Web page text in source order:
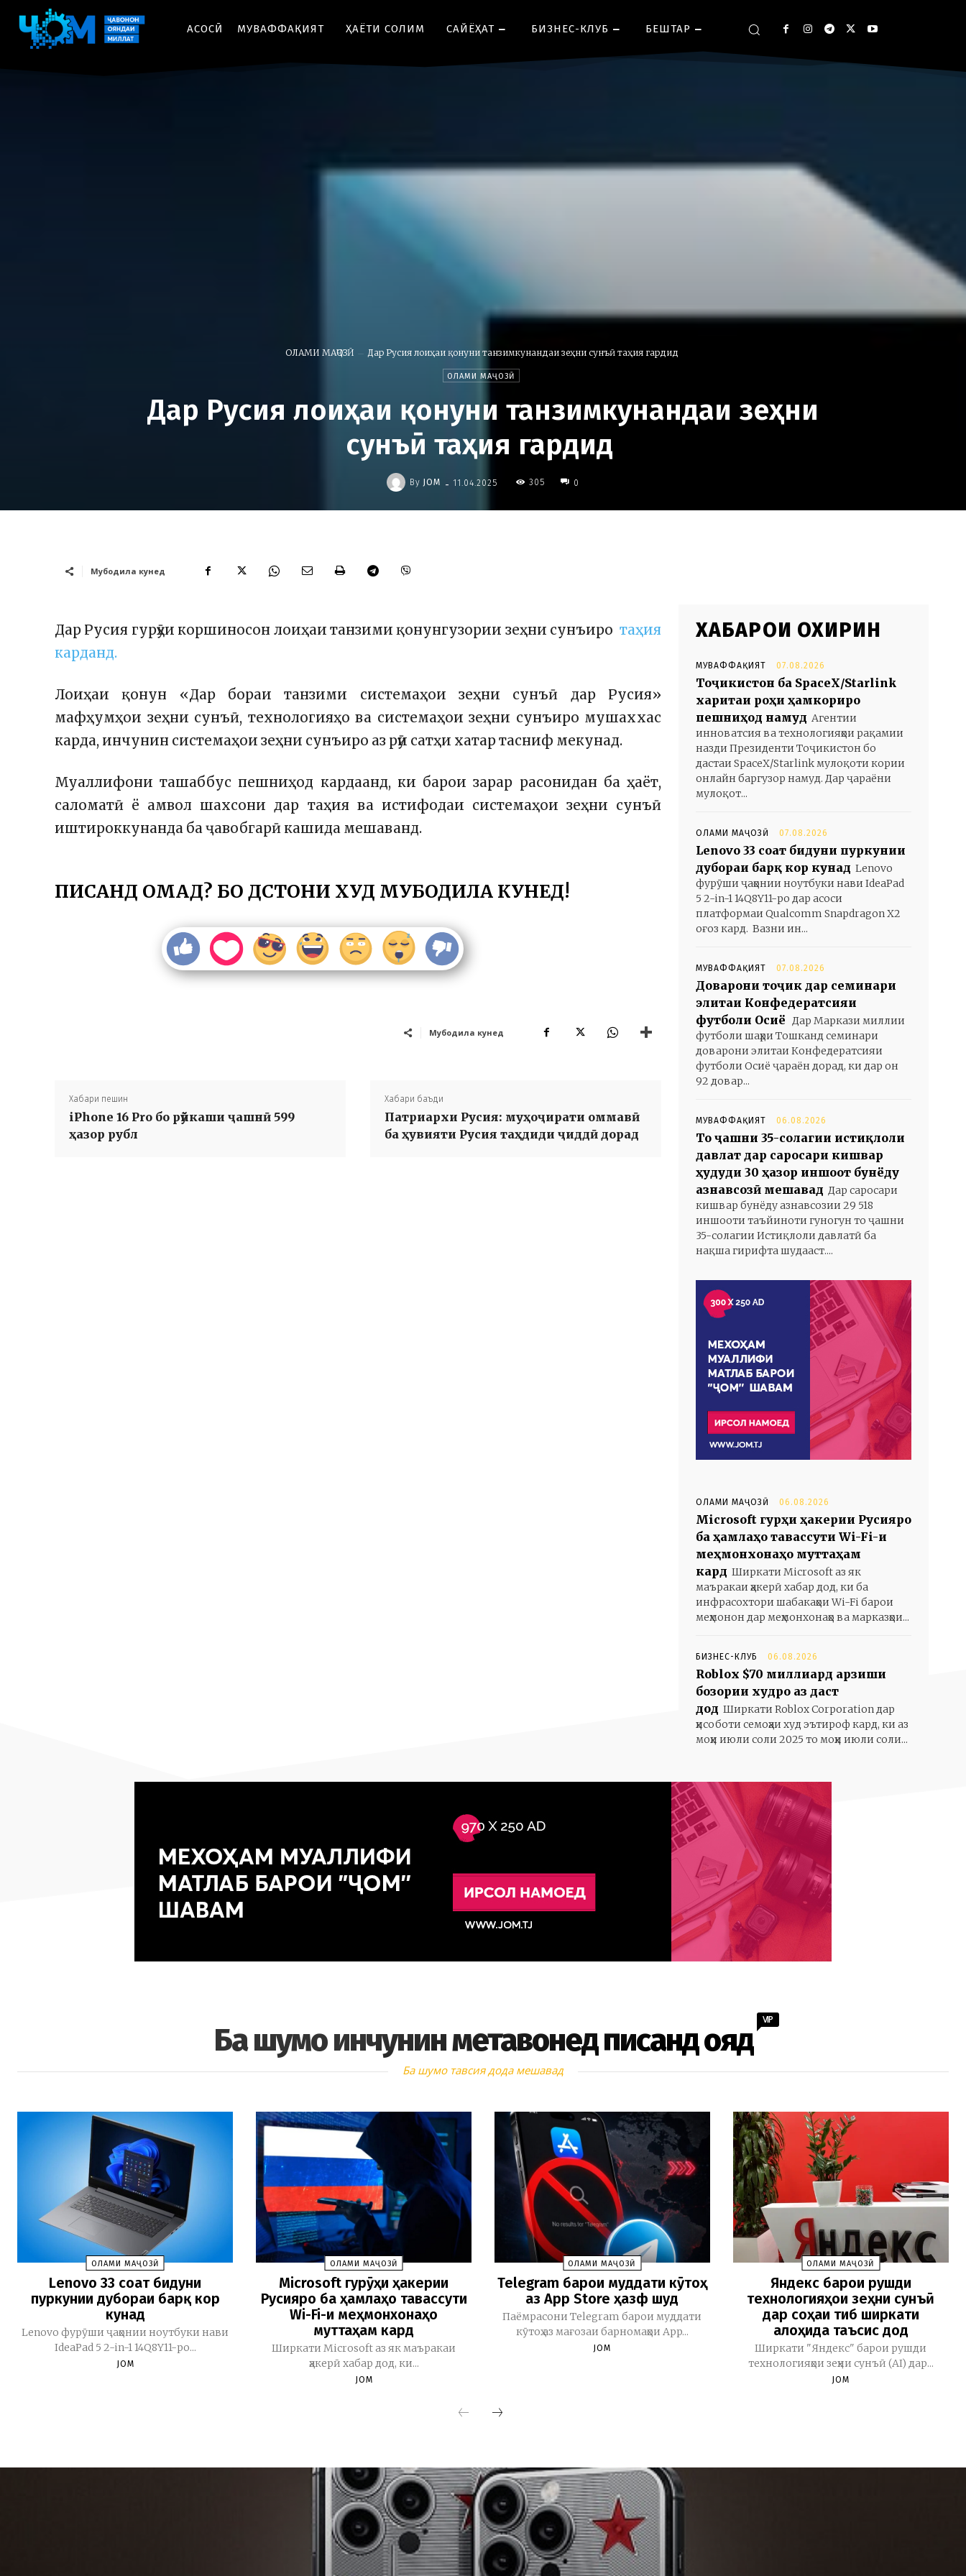
АСОСӢ МУВАФФАҚИЯТ ҲАЁТИ СОЛИМ CАЙЁҲАТ БИЗНЕС-КЛУБ БЕШТАР
ОЛАМИ МАҶОЗӢ Дар Русия лоиҳаи қонуни танзимкунандаи зеҳни сунъӣ таҳия гардид
ОЛАМИ МАҶОЗӢ
Дар Русия лоиҳаи қонуни танзимкунандаи зеҳни
сунъӣ таҳия гардид
By JOM - 11.04.2025 305 0
Мубодила кунед
Дар Русия гурӯҳи коршиносон лоиҳаи танзими қонунгузории зеҳни сунъиро таҳия
карданд.
Лоиҳаи қонун «Дар бораи танзими системаҳои зеҳни сунъӣ дар Русия»
мафҳумҳои зеҳни сунъӣ, технологияҳо ва системаҳои зеҳни сунъиро мушаххас
карда, инчунин системаҳои зеҳни сунъиро аз рӯи сатҳи хатар тасниф мекунад.
Муаллифони ташаббус пешниҳод кардаанд, ки барои зарар расонидан ба ҳаёт,
саломатӣ ё амвол шахсони дар таҳия ва истифодаи системаҳои зеҳни сунъӣ
иштироккунанда ба ҷавобгарӣ кашида мешаванд.
ПИСАНД ОМАД? БО ДӮСТОНИ ХУД МУБОДИЛА КУНЕД!
Мубодила кунед
Хабари пешин
iPhone 16 Pro бо рӯйкаши ҷашнӣ 599
ҳазор рубл
Хабари баъди
Патриархи Русия: муҳоҷирати оммавӣ
ба ҳувияти Русия таҳдиди ҷиддӣ дорад
ХАБАРҲОИ ОХИРИН
МУВАФФАҚИЯТ 07.08.2026
Тоҷикистон ба SpaceX/Starlink
харитаи роҳи ҳамкориро
пешниҳод намуд Агентии
инноватсия ва технологияҳои рақамии
назди Президенти Тоҷикистон бо
дастаи SpaceX/Starlink мулоқоти кории
онлайн баргузор намуд. Дар ҷараёни
мулоқот...
ОЛАМИ МАҶОЗӢ 07.08.2026
Lenovo 33 соат бидуни пуркунии
дубораи барқ кор кунад Lenovo
фурӯши ҷаҳонии ноутбуки нави IdeaPad
5 2-in-1 14Q8Y11-ро дар асоси
платформаи Qualcomm Snapdragon X2
оғоз кард. Вазни ин...
МУВАФФАҚИЯТ 07.08.2026
Доварони тоҷик дар семинари
элитаи Конфедератсияи
футболи Осиё Дар Маркази миллии
футболи шаҳри Тошканд семинари
доварони элитаи Конфедератсияи
футболи Осиё ҷараён дорад, ки дар он
92 довар...
МУВАФФАҚИЯТ 06.08.2026
То ҷашни 35-солагии истиқлоли
давлат дар саросари кишвар
ҳудуди 30 ҳазор иншоот бунёду
азнавсозӣ мешавад Дар саросари
кишвар бунёду азнавсозии 29 518
иншооти таъйиноти гуногун то ҷашни
35-солагии Истиқлоли давлатӣ ба
нақша гирифта шудааст....
ОЛАМИ МАҶОЗӢ 06.08.2026
Microsoft гурӯҳи ҳакерии Русияро
ба ҳамлаҳо тавассути Wi-Fi-и
меҳмонхонаҳо муттаҳам
кард Ширкати Microsoft аз як
маъракаи ҳакерӣ хабар дод, ки ба
инфрасохтори шабакаҳои Wi-Fi барои
меҳмонон дар меҳмонхонаҳо ва марказҳои...
БИЗНЕС-КЛУБ 06.08.2026
Roblox $70 миллиард арзиши
бозории худро аз даст
дод Ширкати Roblox Corporation дар
ҳисоботи семоҳаи худ эътироф кард, ки аз
моҳи июли соли 2025 то моҳи июли соли...
Ба шумо инчунин метавонед писанд ояд
VIP
Ба шумо тавсия дода мешавад
ОЛАМИ МАҶОЗӢ
Lenovo 33 соат бидуни
пуркунии дубораи барқ кор
кунад
Lenovo фурӯши ҷаҳонии ноутбуки нави
IdeaPad 5 2-in-1 14Q8Y11-ро...
JOM
ОЛАМИ МАҶОЗӢ
Microsoft гурӯҳи ҳакерии
Русияро ба ҳамлаҳо тавассути
Wi-Fi-и меҳмонхонаҳо
муттаҳам кард
Ширкати Microsoft аз як маъракаи
ҳакерӣ хабар дод, ки...
JOM
ОЛАМИ МАҶОЗӢ
Telegram барои муддати кӯтоҳ
аз App Store ҳазф шуд
Паёмрасони Telegram барои муддати
кӯтоҳ аз мағозаи барномаҳои App...
JOM
ОЛАМИ МАҶОЗӢ
Яндекс барои рушди
технологияҳои зеҳни сунъӣ
дар соҳаи тиб ширкати
алоҳида таъсис дод
Ширкати "Яндекс" барои рушди
технологияҳои зеҳни сунъӣ (AI) дар...
JOM